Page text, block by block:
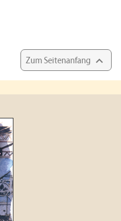
Zum Seitenanfang 